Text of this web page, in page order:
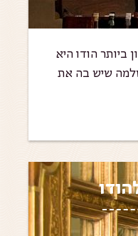
ביותר הודו היא
שיש בה את